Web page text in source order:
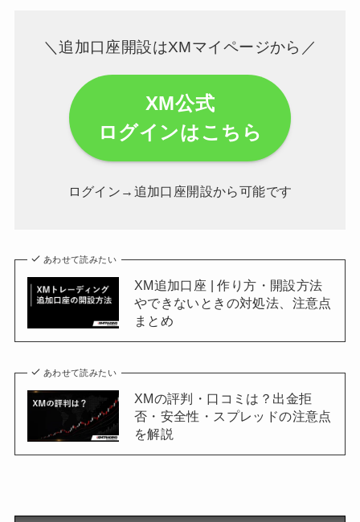
＼追加口座開設はXMマイページから／
XM公式
ログインはこちら
ログイン→追加口座開設から可能です
あわせて読みたい
XM追加口座 | 作り方・開設方法
やできないときの対処法、注意点
まとめ
あわせて読みたい
XMの評判・口コミは？出金拒
否・安全性・スプレッドの注意点
を解説